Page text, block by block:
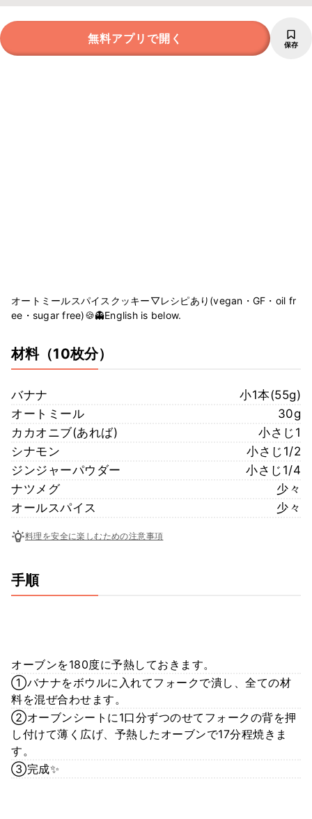
無料アプリで開く 保存
オートミールスパイスクッキー▽レシピあり(vegan・GF・oil fr
ee・sugar free)🍪👻English is below.
材料（10枚分）
バナナ
小1本(55g)
オートミール
30g
カカオニブ(あれば)
小さじ1
シナモン
小さじ1/2
ジンジャーパウダー
小さじ1/4
ナツメグ
少々
オールスパイス
少々
料理を安全に楽しむための注意事項
手順
オーブンを180度に予熱しておきます。
①バナナをボウルに入れてフォークで潰し、全ての材
料を混ぜ合わせます。
②オーブンシートに1口分ずつのせてフォークの背を押
し付けて薄く広げ、予熱したオーブンで17分程焼きま
す。
③完成✨